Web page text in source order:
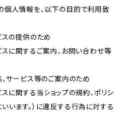
個人情報を、以下の目的で利用致
スの提供のため
スに関するご案内、お問い合わせ等
、サービス等のご案内のため
スに関する当ショップの規約、ポリシ
いいます。）に違反する行為に対する